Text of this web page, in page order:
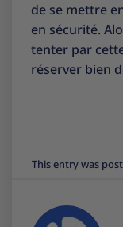
de se mettre
en sécurité.
tenter par
réserver bien
This entry was